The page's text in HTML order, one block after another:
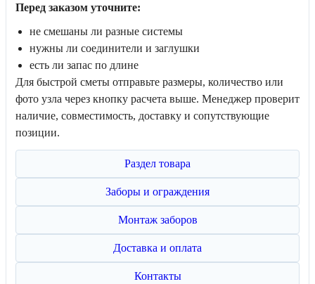
Перед заказом уточните:
не смешаны ли разные системы
нужны ли соединители и заглушки
есть ли запас по длине
Для быстрой сметы отправьте размеры, количество или
фото узла через кнопку расчета выше. Менеджер проверит
наличие, совместимость, доставку и сопутствующие
позиции.
Раздел товара
Заборы и ограждения
Монтаж заборов
Доставка и оплата
Контакты